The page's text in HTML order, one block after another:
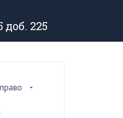
доб. 225